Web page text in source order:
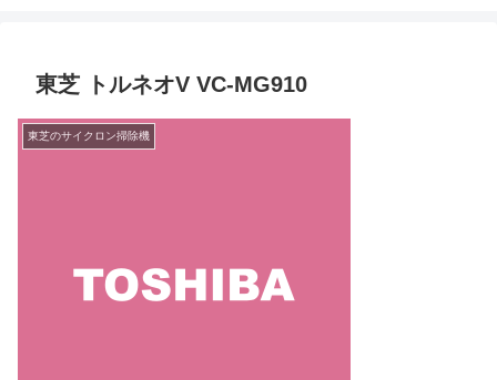
東芝 トルネオV VC-MG910
東芝のサイクロン掃除機